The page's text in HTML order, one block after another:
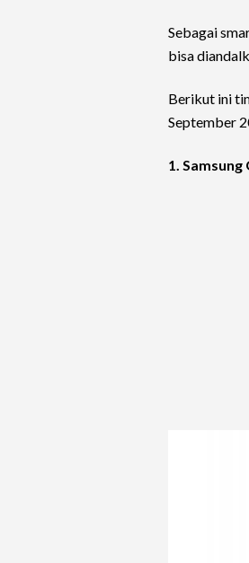
Sebagai
bisa
Berikut ini
September
1.